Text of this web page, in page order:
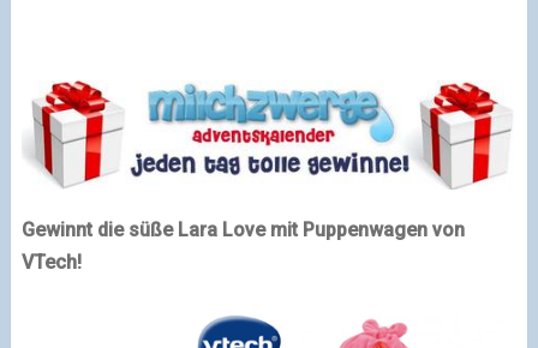
Gewinnt die süße Lara Love mit Puppenwagen von
VTech!